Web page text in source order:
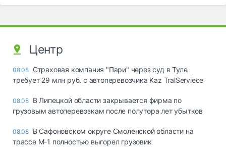
Центр
08.08 Страховая компания "Пари" через суд в Туле
требует 29 млн руб. с автоперевозчика Kaz TralServiece
08.08 В Липецкой области закрывается фирма по
грузовым автоперевозкам после полутора лет убытков
08.08 В Сафоновском округе Смоленской области на
трассе М-1 полностью выгорел грузовик